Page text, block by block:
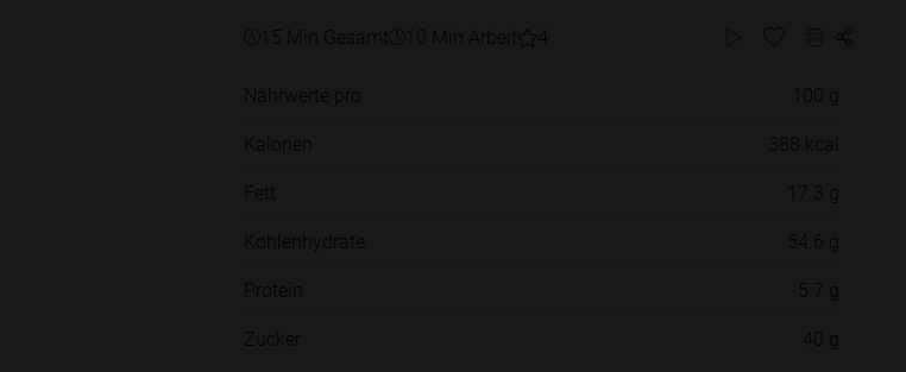
15 Min Gesamt 10 Min Arbeit 4
Nährwerte pro
100 g
Kalorien
388 kcal
Fett
17.3 g
Kohlenhydrate
54.6 g
Protein
5.7 g
Zucker
40 g